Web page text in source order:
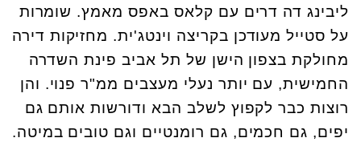
ליבינג דה דרים עם קלאס באפס מאמץ. שומרות
על סטייל מעודכן בקריצה וינטג'ית. מחזיקות דירה
מחולקת בצפון הישן של תל אביב פינת השדרה
החמישית, עם יותר נעלי מעצבים ממ"ר פנוי. והן
רוצות כבר לקפוץ לשלב הבא ודורשות אותם גם
יפים, גם חכמים, גם רומנטיים וגם טובים במיטה.